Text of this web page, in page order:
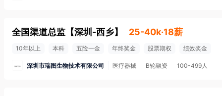
全国渠道总监 【深圳-西乡】 25-40k·18薪
10年以上 本科 五险一金 年终奖金 股票期权 绩效奖金
深圳市瑞图生物技术有限公司 医疗器械 B轮融资 100-499人